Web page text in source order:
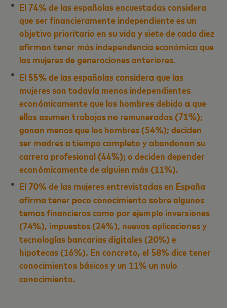
El 74% de las españolas encuestadas considera
que ser financieramente independiente es un
objetivo prioritario en su vida ysiete de cada diez
afirman tener más independencia económica que
las mujeres de generaciones anteriores.
El 55% de las españolas considera que las
mujeres son todavía menos independientes
económicamente que los hombres debido a que
ellas asumen trabajos no remunerados (71%);
ganan menos que los hombres (54%); deciden
ser madres a tiempo completo y abandonan su
carrera profesional (44%); o deciden depender
económicamente de alguien más (11%).
El 70% de las mujeres entrevistadas en España
afirma tener poco conocimiento sobre algunos
temas financieros como por ejemplo inversiones
(74%), impuestos (24%), nuevas aplicaciones y
tecnologías bancarias digitales (20%) e
hipotecas (16%). En concreto, el 58% dice tener
conocimientos básicos y un 11% un nulo
conocimiento.